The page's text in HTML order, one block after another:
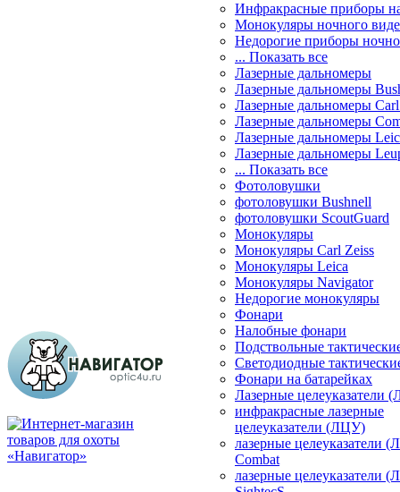
Инфракрасные приборы
Монокуляры ночного
Недорогие приборы
... Показать все
Лазерные дальномеры
Лазерные дальномеры
Лазерные дальномеры
Лазерные дальномеры
Лазерные дальномеры
Лазерные дальномеры
... Показать все
Фотоловушки
фотоловушки Bushnell
фотоловушки ScoutGuard
Монокуляры
Монокуляры Carl Zeiss
Монокуляры Leica
Монокуляры Navigator
Недорогие монокуляры
Фонари
Налобные фонари
Подствольные
Светодиодные
Фонари на батарейках
Лазерные целеуказатели
инфракрасные лазерные
целеуказатели (ЛЦУ)
лазерные целеуказатели
Combat
лазерные целеуказатели